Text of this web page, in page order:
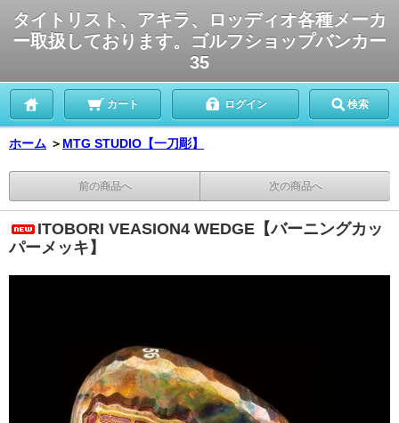
タイトリスト、アキラ、ロッディオ各種メーカ
ー取扱しております。ゴルフショップバンカー
35
カート ログイン 検索
ホーム ＞ MTG STUDIO【一刀彫】
前の商品へ 次の商品へ
ITOBORI VEASION4 WEDGE【バーニングカッ
パーメッキ】